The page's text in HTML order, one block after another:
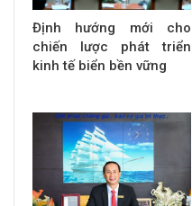
Định hướng mới cho
chiến lược phát triển
kinh tế biển bền vững